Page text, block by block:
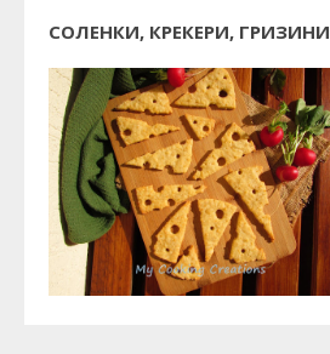
СОЛЕНКИ, КРЕКЕРИ, ГРИЗИНИ